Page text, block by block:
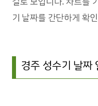
기 날짜를 간단하게 확
경주 성수기 날짜